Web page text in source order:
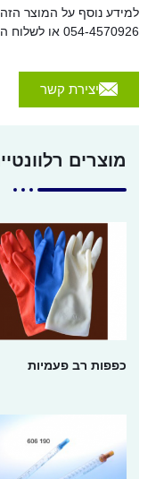
למידע נוסף על המוצר
054-4570926 או לשלוח הודעה באמצעות הכפתור להלן:
יצירת קשר
מוצרים
כפפות רב פעמיות